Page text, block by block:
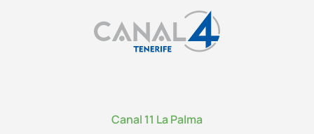
Canal 11 La Palma